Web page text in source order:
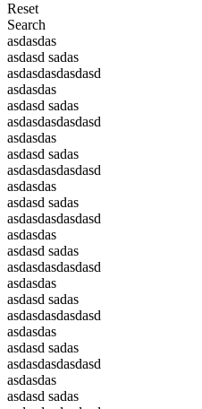
Reset
Search
asdasdas
asdasd sadas
asdasdasdasdasd
asdasdas
asdasd sadas
asdasdasdasdasd
asdasdas
asdasd sadas
asdasdasdasdasd
asdasdas
asdasd sadas
asdasdasdasdasd
asdasdas
asdasd sadas
asdasdasdasdasd
asdasdas
asdasd sadas
asdasdasdasdasd
asdasdas
asdasd sadas
asdasdasdasdasd
asdasdas
asdasd sadas